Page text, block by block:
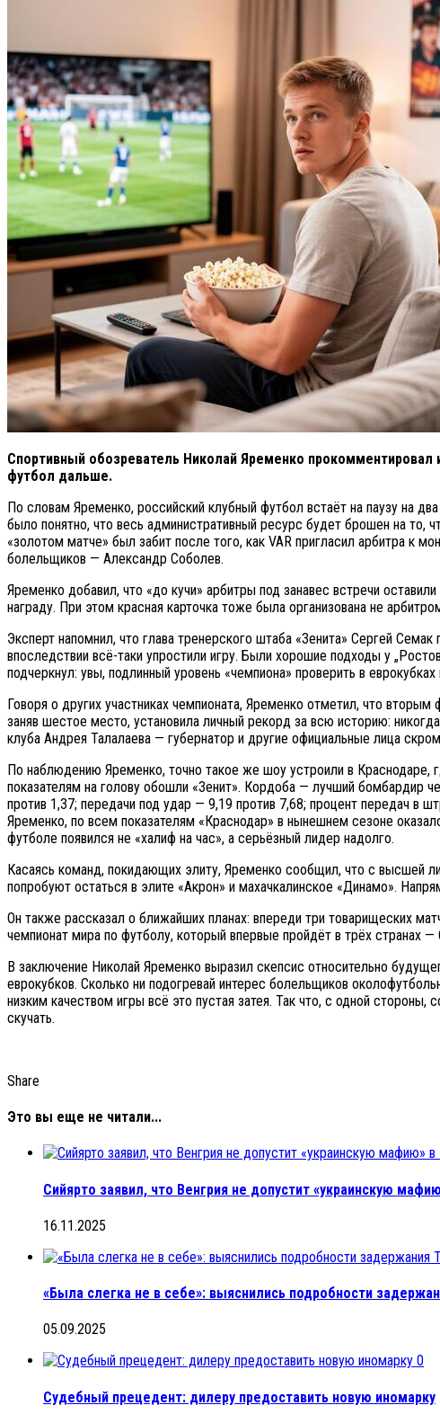
Спортивный обозреватель Николай Яременко
футбол дальше.
По словам Яременко, российский клубный футбол встаёт на паузу на
было понятно, что весь административный ресурс будет брошен на то,
«золотом матче» был забит после того, как VAR пригласил арбитра к
болельщиков — Александр Соболев.
Яременко добавил, что «до кучи» арбитры под занавес встречи
награду. При этом красная карточка тоже была организована не
Эксперт напомнил, что глава тренерского штаба «Зенита» Сергей
впоследствии всё-таки упростили игру. Были хорошие подходы у
подчеркнул: увы, подлинный уровень «чемпиона» проверить в
Говоря о других участниках чемпионата, Яременко отметил, что
заняв шестое место, установила личный рекорд за всю историю:
клуба Андрея Талалаева — губернатор и другие официальные лица
По наблюдению Яременко, точно такое же шоу устроили в Краснодаре,
показателям на голову обошли «Зенит». Кордоба — лучший
против 1,37; передачи под удар — 9,19 против 7,68; процент передач в
Яременко, по всем показателям «Краснодар» в нынешнем сезоне
футболе появился не «халиф на час», а серьёзный лидер надолго.
Касаясь команд, покидающих элиту, Яременко сообщил, что с высшей
попробуют остаться в элите «Акрон» и махачкалинское «Динамо».
Он также рассказал о ближайших планах: впереди три товарищеских
чемпионат мира по футболу, который впервые пройдёт в трёх
В заключение Николай Яременко выразил скепсис относительно
еврокубков. Сколько ни подогревай интерес болельщиков
низким качеством игры всё это пустая затея. Так что, с одной
скучать.
Share
Это вы еще не читали...
Сийярто заявил, что Венгрия не допустит «украинскую
16.11.2025
«Была слегка не в себе»: выяснились подробности
05.09.2025
0
Судебный прецедент: дилеру предоставить новую иномарку